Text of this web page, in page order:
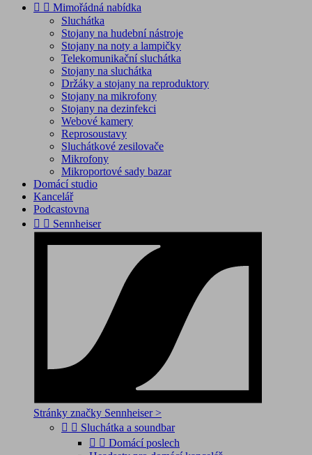
  Mimořádná nabídka
Sluchátka
Stojany na hudební nástroje
Stojany na noty a lampičky
Telekomunikační sluchátka
Stojany na sluchátka
Držáky a stojany na reproduktory
Stojany na mikrofony
Stojany na dezinfekci
Webové kamery
Reprosoustavy
Sluchátkové zesilovače
Mikrofony
Mikroportové sady bazar
Domácí studio
Kancelář
Podcastovna
  Sennheiser
Stránky značky Sennheiser >
  Sluchátka a soundbar
  Domácí poslech